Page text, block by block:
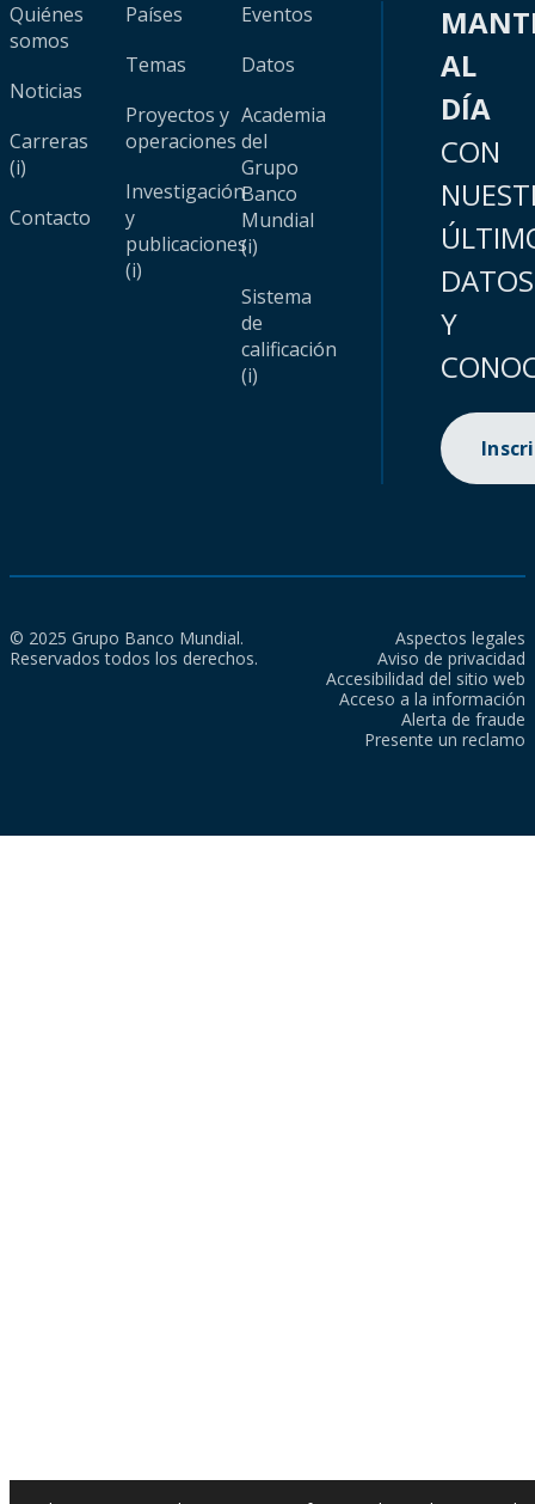
Quiénes
somos
Noticias
Carreras
(i)
Contacto
Países
Temas
Proyectos y
operaciones
Investigación
y
publicaciones
(i)
Eventos
Datos
Academia
del
Grupo
Banco
Mundial
(i)
Sistema
de
calificación
(i)
AL
DÍA
CON
DATOS
Y
© 2025 Grupo Banco Mundial.
Reservados todos los derechos.
Aspectos legales
Aviso de privacidad
Accesibilidad del sitio web
Acceso a la información
Alerta de fraude
Presente un reclamo